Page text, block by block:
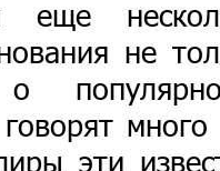
еще
не
о
эти